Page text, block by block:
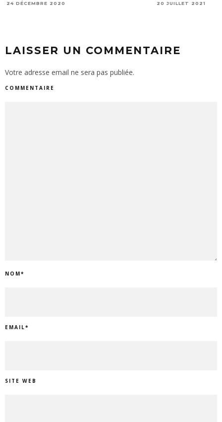
24 DÉCEMBRE 2020 20 JUILLET 2021
LAISSER UN COMMENTAIRE
Votre adresse email ne sera pas publiée.
COMMENTAIRE
NOM*
EMAIL*
SITE WEB